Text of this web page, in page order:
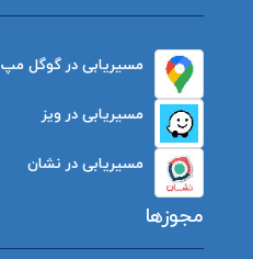
مسیریابی در گوگل مپ
مسیریابی در ویز
مسیریابی در نشان
مجوزها